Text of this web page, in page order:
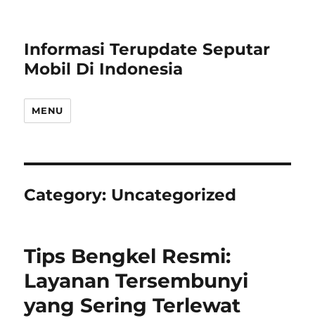
Informasi Terupdate Seputar
Mobil Di Indonesia
MENU
Category: Uncategorized
Tips Bengkel Resmi:
Layanan Tersembunyi
yang Sering Terlewat